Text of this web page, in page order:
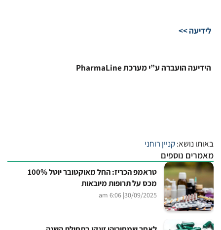
לידיעה >>
הידיעה הועברה ע”י מערכת PharmaLine
באותו נושא:קניין רוחני
מאמרים נוספים
טראמפ הכריז: החל מאוקטובר יוטל 100%
מכס על תרופות מיובאות
30/09/2025
| 6:06 am